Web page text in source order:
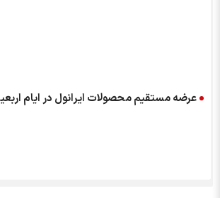
عرضه مستقیم محصولات ایرانول در ایام